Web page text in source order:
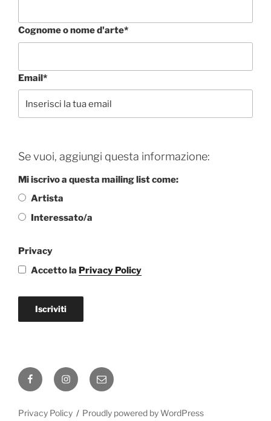
Cognome o nome d'arte*
Email*
Se vuoi, aggiungi questa informazione:
Mi iscrivo a questa mailing list come:
Artista
Interessato/a
Privacy
Accetto la Privacy Policy
Iscriviti
FacebookInstagramEmail
Privacy Policy Proudly powered by WordPress